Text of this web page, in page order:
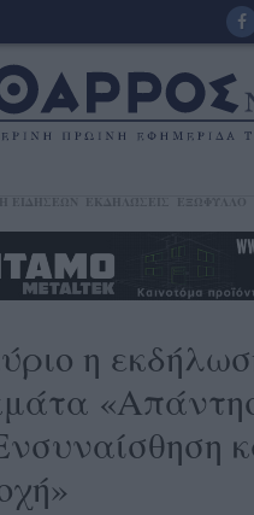
η